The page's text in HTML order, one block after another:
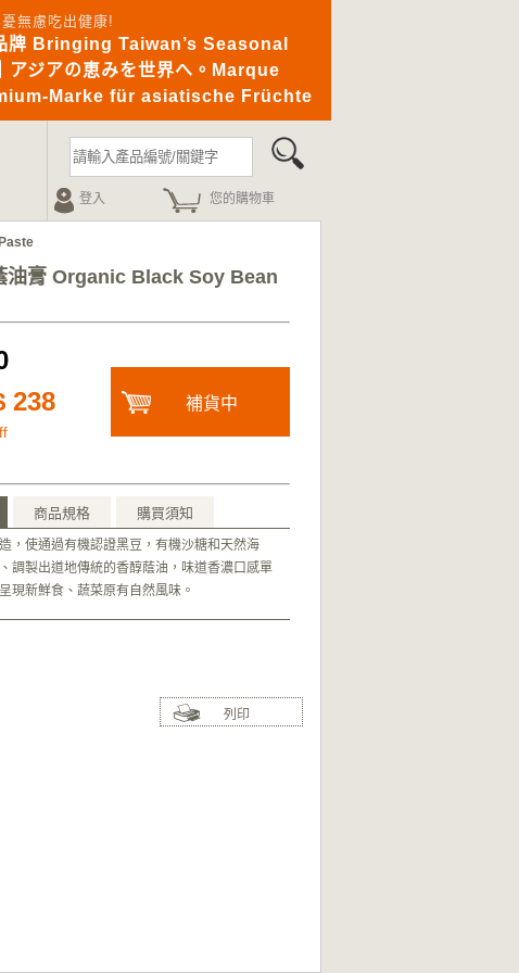
憂無慮吃出健康!
牌 Bringing Taiwan’s Seasonal
ジアの恵みを世界へ。Marque
Marke für asiatische Früchte
您的購物車
登入
油膏 Organic Black Soy Bean
238 補貨中
商品規格 購買須知
，使通過有機認證黑豆，有機沙糖和天然海
調製出道地傳統的香醇蔭油，味道香濃口感單
現新鮮食、蔬菜原有自然風味。
列印